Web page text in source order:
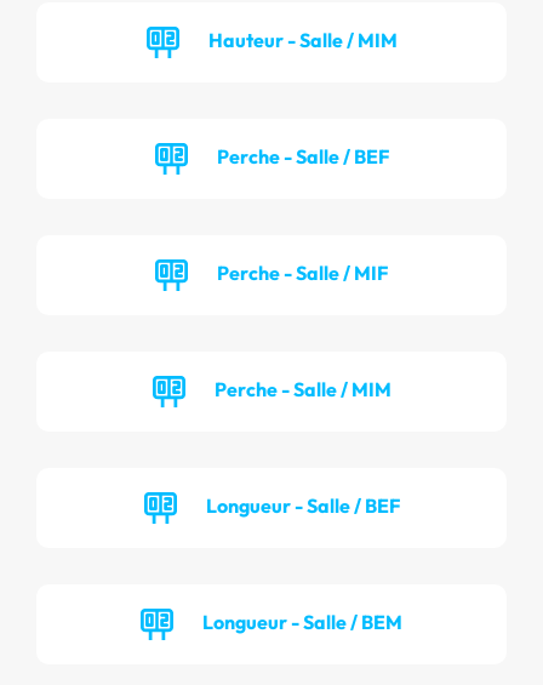
Hauteur - Salle / MIM
Perche - Salle / BEF
Perche - Salle / MIF
Perche - Salle / MIM
Longueur - Salle / BEF
Longueur - Salle / BEM